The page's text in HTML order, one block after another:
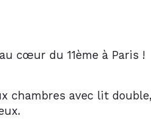
cœur du 11ème à Paris !
chambres avec lit